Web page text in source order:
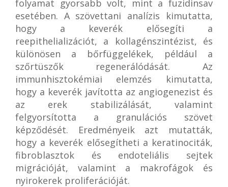
folyamat gyorsabb volt, mint a fuzidinsav
esetében. A szövettani analízis kimutatta,
hogy a keverék elősegíti a
reepithelializációt, a kollagénszintézist, és
különösen a bőrfüggelékek, például a
szőrtüszők regenerálódását. Az
immunhisztokémiai elemzés kimutatta,
hogy a keverék javította az angiogenezist és
az erek stabilizálását, valamint
felgyorsította a granulációs szövet
képződését. Eredményeik azt mutatták,
hogy a keverék elősegítheti a keratinociták,
fibroblasztok és endoteliális sejtek
migrációját, valamint a makrofágok és
nyirokerek proliferációját.